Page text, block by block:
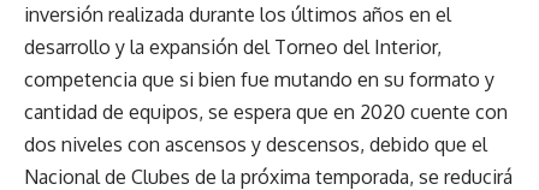
inversión realizada durante los últimos años en el
desarrollo y la expansión del Torneo del Interior,
competencia que si bien fue mutando en su formato y
cantidad de equipos, se espera que en 2020 cuente con
dos niveles con ascensos y descensos, debido que el
Nacional de Clubes de la próxima temporada, se reducirá